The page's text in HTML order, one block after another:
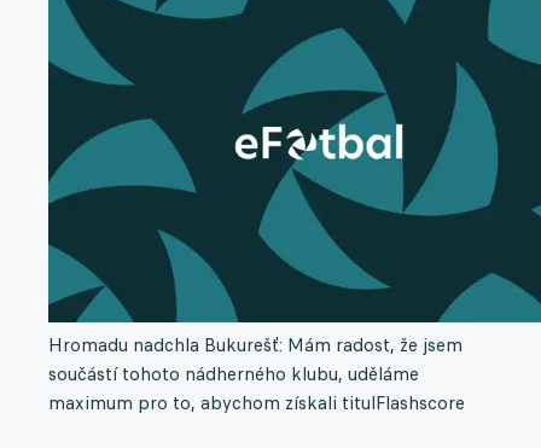
Hromadu nadchla Bukurešť: Mám radost, že jsem
součástí tohoto nádherného klubu, uděláme
maximum pro to, abychom získali titulFlashscore